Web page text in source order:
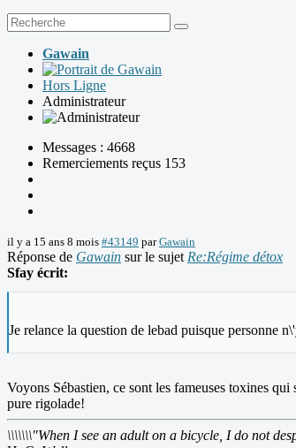
Gawain
Hors Ligne
Administrateur
Messages : 4668
Remerciements reçus 153
il y a 15 ans 8 mois #43149 parGawain
Réponse de Gawain sur le sujet Re:Régime détox
Sfay écrit:
Je relance la question de lebad puisque personne
Voyons Sébastien, ce sont les fameuses toxines
pure rigolade!
\\\\\\\"When I see an adult on a bicycle, I do not